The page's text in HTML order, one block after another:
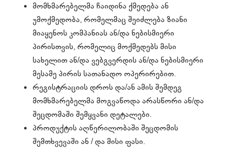
მომხმარებელმა ჩაიდინა ქმედება ან
უმოქმედობა, რომელმაც შეიძლება ზიანი
მიაყენოს კომპანიას ან/და ნებისმიერი
პირისთვის, რომელიც მოქმედებს მისი
სახელით ან/და ვებგვერდის ან/და ნებისმიერი
მესამე პირის სათანადო ოპერირებით.
რეგისტრაციის დროს და/ან ამის შემდეგ
მომხმარებელმა მოგვაწოდა არასწორი ან/და
შეცდომაში შემყვანი დეტალები.
პროდუქტის აღწერილობაში შეცდომის
შემთხვევაში ან / და მისი ფასი.